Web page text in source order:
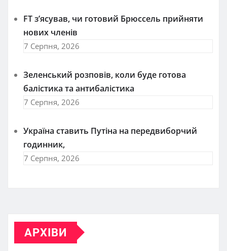
FT зʼясував, чи готовий Брюссель прийняти
нових членів
7 Серпня, 2026
Зеленський розповів, коли буде готова
балістика та антибалістика
7 Серпня, 2026
Україна ставить Путіна на передвиборчий
годинник,
7 Серпня, 2026
АРХІВИ